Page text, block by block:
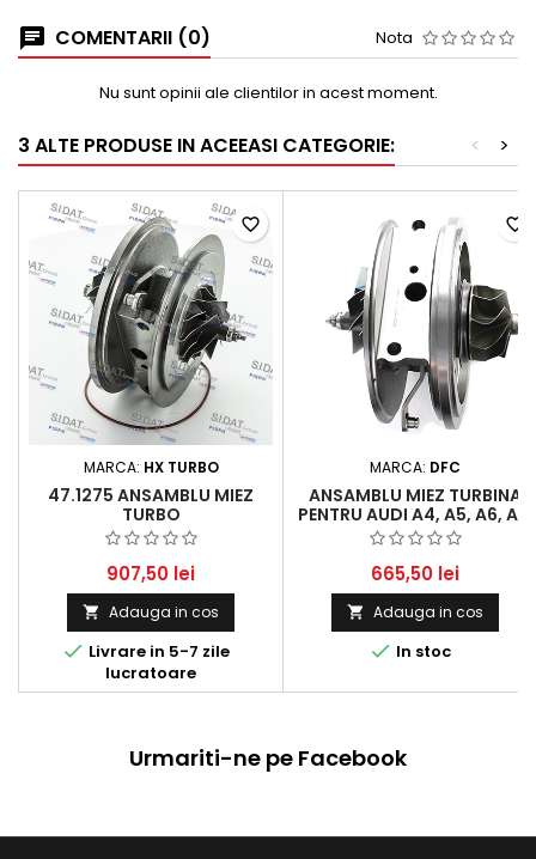
COMENTARII (0) Nota
Nu sunt opinii ale clientilor in acest moment.
3 ALTE PRODUSE IN ACEEASI CATEGORIE: >
<
MARCA: HX TURBO
47.1275 ANSAMBLU MIEZ
TURBO
907,50 lei
 Adauga in cos
 Livrare in 5-7 zile
lucratoare
favorite_border
MARCA: DFC
ANSAMBLU MIEZ TURBINA
PENTRU AUDI A4, A5, A6, A7,
A8, Q5, Q7 ȘI VW TOUAREG
CU MOTORIZĂRI 3.0 TDI
665,50 lei
 Adauga in cos
 In stoc
favorite_border
Urmariti-ne pe Facebook